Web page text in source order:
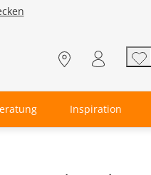
Inspiration
- Zum Seitenende